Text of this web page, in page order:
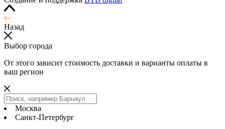
Назад
Выбор города
От этого зависит стоимость доставки и варианты оплаты в
ваш регион
Москва
Санкт-Петербург